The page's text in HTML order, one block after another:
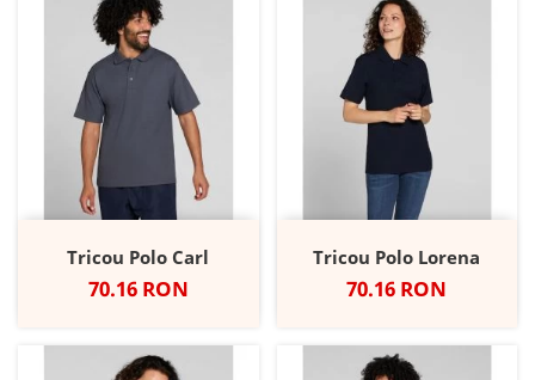
Tricou Polo Carl
Pret
70.16 RON
Tricou Polo Lorena
Pret
70.16 RON